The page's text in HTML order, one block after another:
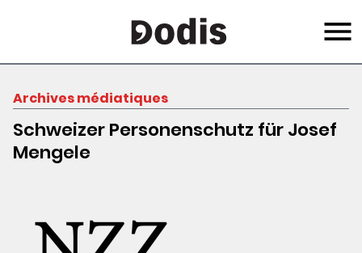
content
Menu
Archives médiatiques
Schweizer Personenschutz für Josef
Mengele